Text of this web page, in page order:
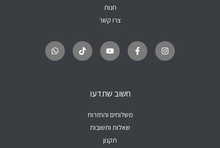
חנות
צרו קשר
I
n
s
t
F
a
c
e
Y
o
u
t
T
i
k
t
W
h
a
t
חשוב שתדעו
משלוחים והחזרות
שאלות ותשובות
תקנון